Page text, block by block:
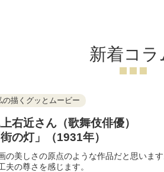
新着コラ
の描くグッとムービー
右近さん（歌舞伎俳優）
街の灯」（1931年）
の美しさの原点のような作品だと思いま
夫の尊さを感じます。